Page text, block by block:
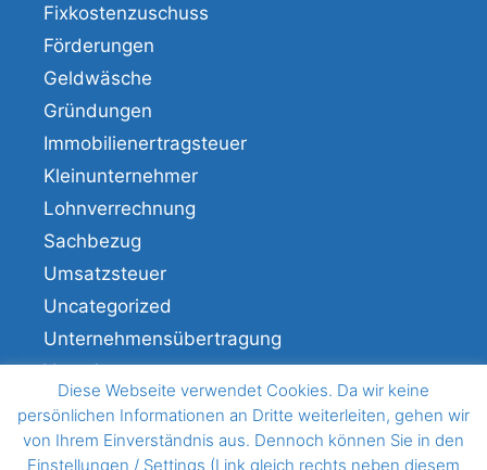
Fixkostenzuschuss
Förderungen
Geldwäsche
Gründungen
Immobilienertragsteuer
Kleinunternehmer
Lohnverrechnung
Sachbezug
Umsatzsteuer
Uncategorized
Unternehmensübertragung
Veranlagung
Verfahren
Diese Webseite verwendet Cookies. Da wir keine
persönlichen Informationen an Dritte weiterleiten, gehen wir
von Ihrem Einverständnis aus. Dennoch können Sie in den
Einstellungen / Settings (Link gleich rechts neben diesem